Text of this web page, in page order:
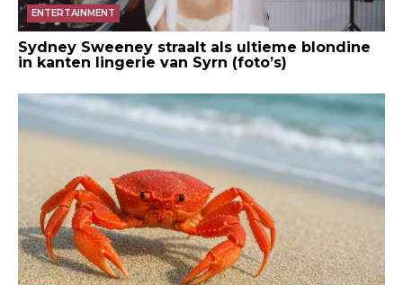
ENTERTAINMENT
Sydney Sweeney straalt als ultieme blondine
in kanten lingerie van Syrn (foto’s)